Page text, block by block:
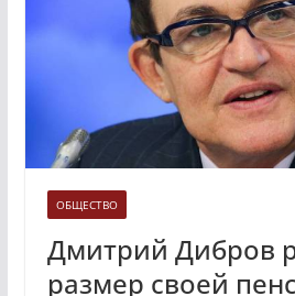
ОБЩЕСТВО
Дмитрий Дибров
размер своей